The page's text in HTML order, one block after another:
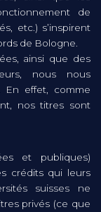
de
etc.) s’inspirent
de Bologne.
ainsi que des
nous nous
En effet, comme
nos titres sont
et publiques)
crédits qui leurs
suisses ne
privés (ce que